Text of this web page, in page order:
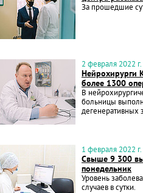
За прошедшие
2 февраля 2022 г.
Нейрохирурги
более 1300
В
больницы
дегенеративных
1 февраля 2022 г.
Свыше 9 300
понедельник
Уровень
случаев в сутки.